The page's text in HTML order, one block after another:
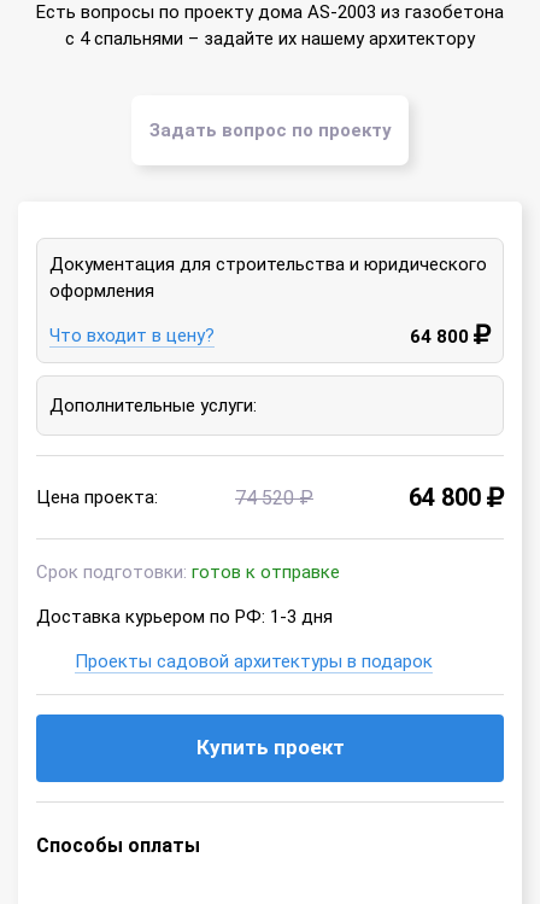
Есть вопросы по проекту дома AS-2003 из газобетона
с 4 спальнями – задайте их нашему архитектору
Задать вопрос по проекту
Документация для строительства и юридического
оформления
Что входит в цену? 64 800
Дополнительные услуги:
Цена проекта: 74 520 ₽ 64 800
Срок подготовки: готов к отправке
Доставка курьером по РФ: 1-3 дня
Проекты садовой архитектуры в подарок
Купить проект
Способы оплаты